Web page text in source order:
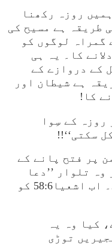
روزہ رکھنا
طریقہ ہے مسیح کی
گمراہ لوگوں کو
کا۔ یہ ہی
کے دروازے کے
ہے شیطان اور
کا!
روزہ کے سِوا
سکتی‘‘!!
پر فتح پانے کے
تلوار ’’دعا
مانگنا اور روزہ رکھنا‘‘ ہے۔ اب اشعیا58:6 کو
کیا وہ یہ
توڑی